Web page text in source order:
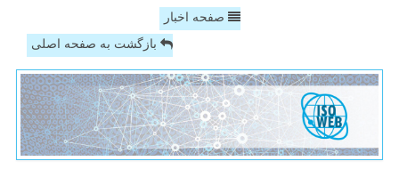
صفحه اخبار
بازگشت به صفحه اصلی